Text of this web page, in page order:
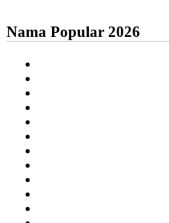
Nama Popular 2026